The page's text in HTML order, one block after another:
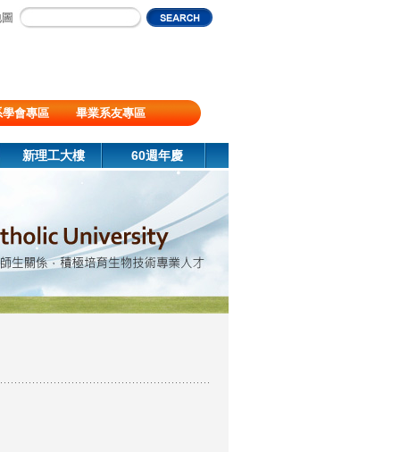
學會專區 畢業系友專區
新理工大樓 60週年慶